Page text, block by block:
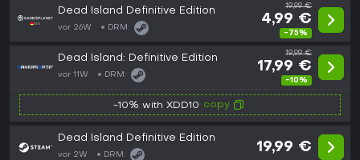
Dead Island Definitive Edition
vor 26W DRM:
19,99 €
4,99 €
-75%
Dead Island: Definitive Edition
vor 11W DRM:
19,99 €
17,99 €
-10%
-10% with XDD10 copy
Dead Island Definitive Edition
vor 2W DRM:
19,99 €